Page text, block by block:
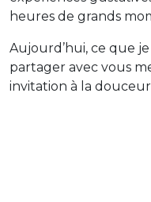
heures de grands
Aujourd’hui, ce que
partager avec vous
invitation à la douceur